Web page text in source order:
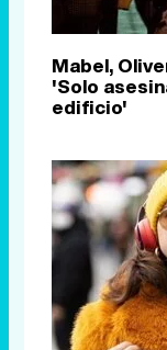
Mabel,
'Solo
edificio'